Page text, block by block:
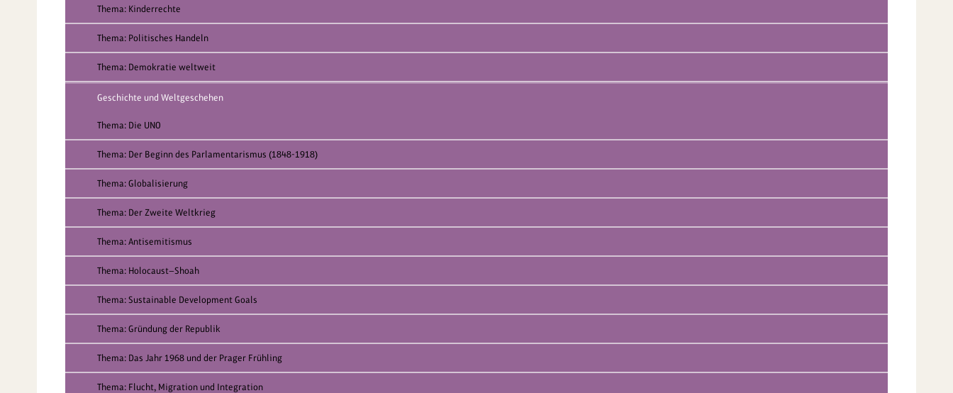
Thema: Kinderrechte
Thema: Politisches Handeln
Thema: Demokratie weltweit
Geschichte und Weltgeschehen
Thema: Die UNO
Thema: Der Beginn des Parlamentarismus (1848-1918)
Thema: Globalisierung
Thema: Der Zweite Weltkrieg
Thema: Antisemitismus
Thema: Holocaust—Shoah
Thema: Sustainable Development Goals
Thema: Gründung der Republik
Thema: Das Jahr 1968 und der Prager Frühling
Thema: Flucht, Migration und Integration